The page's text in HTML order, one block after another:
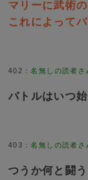
マリーに武術
これによって
402 ：名無しの読者
バトルはいつ
403 ：名無しの読者
つうか何と闘